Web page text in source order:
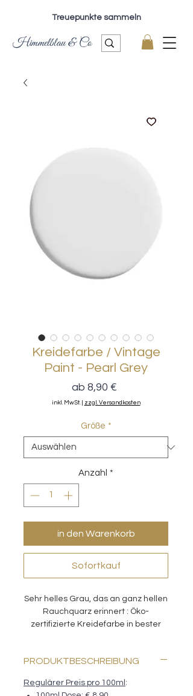
Treuepunkte sammeln
Himmelblau & Co
Kreidefarbe / Vintage
Paint - Pearl Grey
ab 8,90 €
Preis
inkl. MwSt.| zzgl. Versandkosten
Größe *
Anzahl *
in den Warenkorb
Sofortkauf
Sehr helles Grau, das an ganz hellen
Rauchquarz erinnert : Öko-
zertifizierte Kreidefarbe in bester
Ideal zum Verblenden von Farbe.
PRODUKTBESCHREIBUNG
Regulärer Preis pro 100ml :